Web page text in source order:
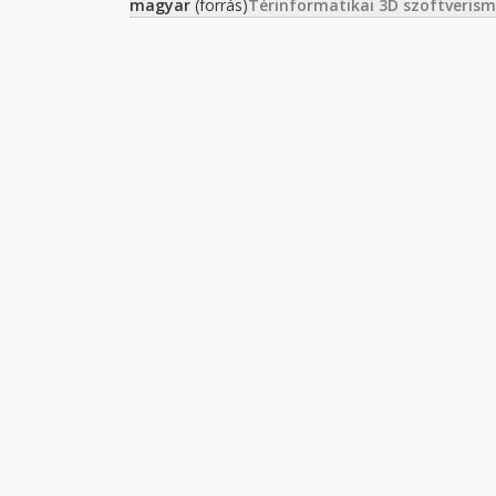
magyar (forrás)Térinformatikai 3D